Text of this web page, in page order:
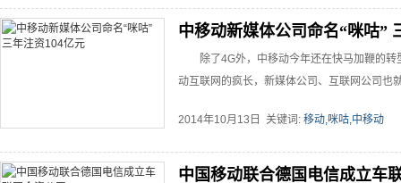
中移动新媒体公司命名“咪咕”
除了4G外，中移动今年还在快马加鞭的
动互联网的疯长，新媒体公司、互联网公司也
2014年10月13日 关键词: 移动,咪咕,中移动
中国移动联合德国电信成立车